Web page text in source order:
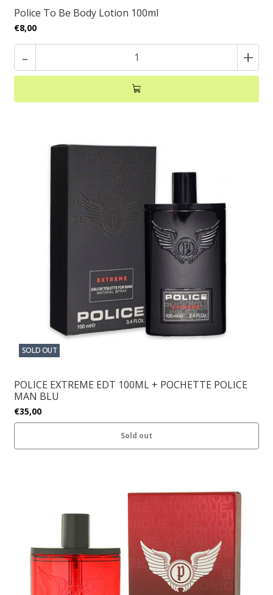
Police To Be Body Lotion 100ml
€8,00
- +
SOLD OUT
POLICE EXTREME EDT 100ML + POCHETTE POLICE
MAN BLU
€35,00
Sold out